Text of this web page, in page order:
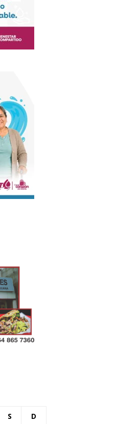
S D